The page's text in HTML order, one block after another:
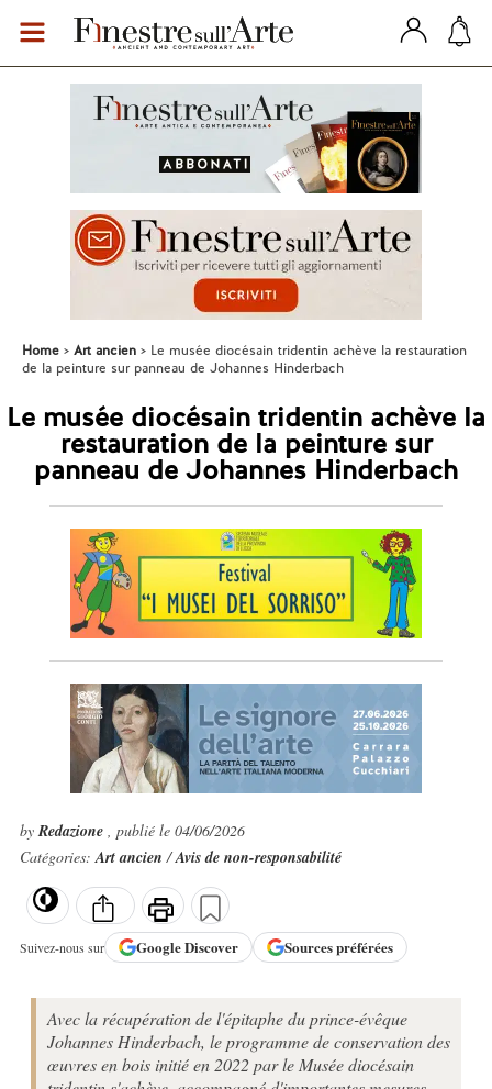
Home Art ancien
Le musée diocésain tridentin achève la restauration
de la peinture sur panneau de Johannes Hinderbach
Le musée diocésain tridentin achève la
restauration de la peinture sur
panneau de Johannes Hinderbach
byRedazione , publié le 04/06/2026
Catégories:Art ancien/Avis de non-responsabilité
Suivez-nous sur GoogleDiscover Sources préférées
Avec la récupération de l'épitaphe du prince-évêque
Johannes Hinderbach, le programme de conservation des
œuvres en bois initié en 2022 par le Musée diocésain